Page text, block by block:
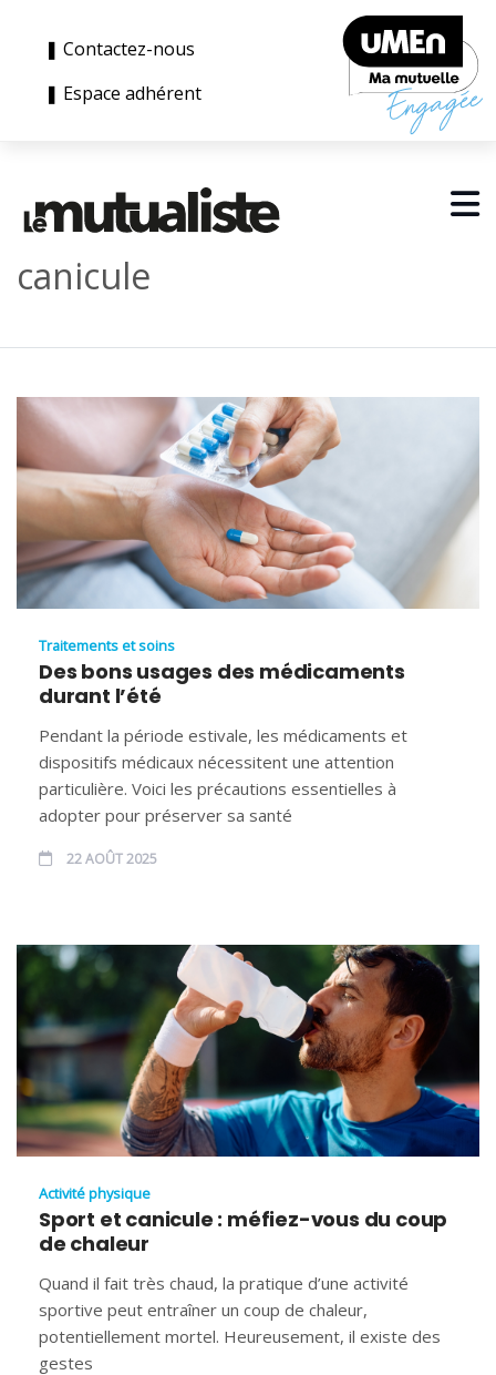
❚ Contactez-nous
❚ Espace adhérent
canicule
Traitements et soins
Des bons usages des médicaments
durant l’été
Pendant la période estivale, les médicaments et
dispositifs médicaux nécessitent une attention
particulière. Voici les précautions essentielles à
adopter pour préserver sa santé
22 AOÛT 2025
Activité physique
Sport et canicule : méfiez-vous du coup
de chaleur
Quand il fait très chaud, la pratique d’une activité
sportive peut entraîner un coup de chaleur,
potentiellement mortel. Heureusement, il existe des
gestes